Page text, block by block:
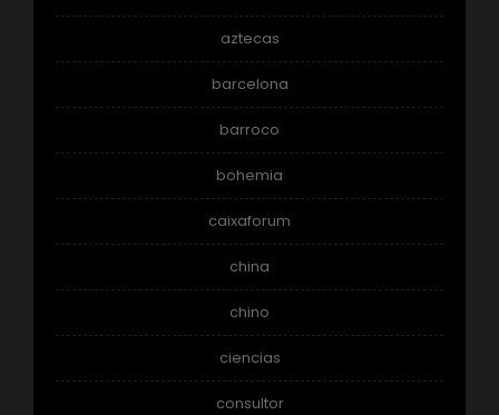
aztecas
barcelona
barroco
bohemia
caixaforum
china
chino
ciencias
consultor